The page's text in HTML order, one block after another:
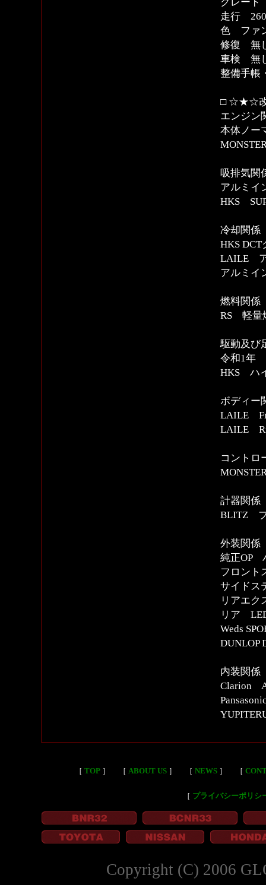
走行
色 ファ
修復 無
車検 無
整備手帳
□ ☆★☆
エンジン
本体ノー
吸排気関
アルミイ
HKS
冷却関係
HKS
LAILE ア
アルミイ
燃料関係
RS 軽量
駆動及び
令和1年
HKS ハ
ボディー
LAILE
LAILE
コントロ
計器関係
BLITZ
外装関係
純正OP
フロント
サイドス
リアエク
リア
Weds
内装関係
Clarion
［ TOP］ ［ ABOUT US］ ［ NEWS］ ［
［ プライバシーポリシ
Copyright (C) 2006